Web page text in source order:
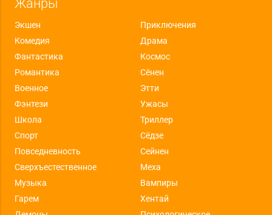
Экшен
Приключения
Комедия
Драма
Фантастика
Космос
Романтика
Сёнен
Военное
Этти
Фэнтези
Ужасы
Школа
Триллер
Спорт
Сёдзе
Повседневность
Сейнен
Сверхъестественное
Меха
Музыка
Вампиры
Гарем
Хентай